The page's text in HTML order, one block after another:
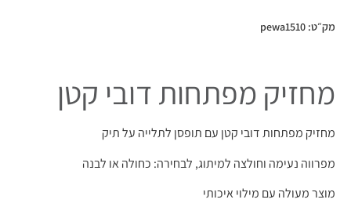
מק״ט: pewa1510
מחזיק מפתחות דובי קטן
מחזיק מפתחות דובי קטן עם תופסן לתלייה על תיק
מפרווה נעימה וחולצה למיתוג, לבחירה: כחולה או לבנה
מוצר מעולה עם מילוי איכותי